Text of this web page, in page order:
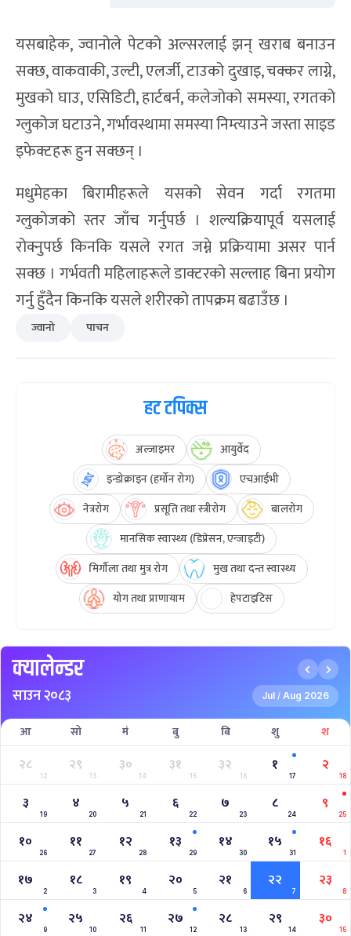
यसबाहेक, ज्वानोले पेटको अल्सरलाई झन् खराब बनाउन
सक्छ, वाकवाकी, उल्टी, एलर्जी, टाउको दुखाइ, चक्कर लाग्ने,
मुखको घाउ, एसिडिटी, हार्टबर्न, कलेजोको समस्या, रगतको
ग्लुकोज घटाउने, गर्भावस्थामा समस्या निम्त्याउने जस्ता साइड
इफेक्टहरू हुन सक्छन् ।
मधुमेहका बिरामीहरूले यसको सेवन गर्दा रगतमा
ग्लुकोजको स्तर जाँच गर्नुपर्छ । शल्यक्रियापूर्व यसलाई
रोक्नुपर्छ किनकि यसले रगत जम्ने प्रक्रियामा असर पार्न
सक्छ । गर्भवती महिलाहरूले डाक्टरको सल्लाह बिना प्रयोग
गर्नु हुँदैन किनकि यसले शरीरको तापक्रम बढाउँछ ।
ज्वानो पाचन
हट टपिक्स
अल्जाइमर
आयुर्वेद
इन्डोक्राइन (हर्मोन रोग)
एचआईभी
नेत्ररोग
प्रसूति तथा स्त्रीरोग
बालरोग
मानसिक स्वास्थ्य (डिप्रेसन, एन्जाइटी)
मिर्गौला तथा मुत्र रोग
मुख तथा दन्त स्वास्थ्य
योग तथा प्राणायाम
हेपटाइटिस
क्यालेन्डर
साउन २०८३ Jul / Aug 2026
आ सो मं बु बि शु श
२८
12
२९
13
३०
14
३१
15
३२
16
१
17
२
18
३
19
४
20
५
21
६
22
७
23
८
24
९
25
१०
26
११
27
१२
28
१३
29
१४
30
१५
31
१६
1
१७
2
१८
3
१९
4
२०
5
२१
6
२२
7
२३
8
२४
9
२५
10
२६
11
२७
12
२८
13
२९
14
३०
15